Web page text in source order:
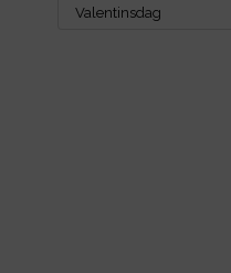
Valentinsdag